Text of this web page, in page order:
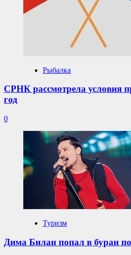
Рыбалка
СРНК рассмотрела условия
год
0
Туризм
Дима Билан попал в буран